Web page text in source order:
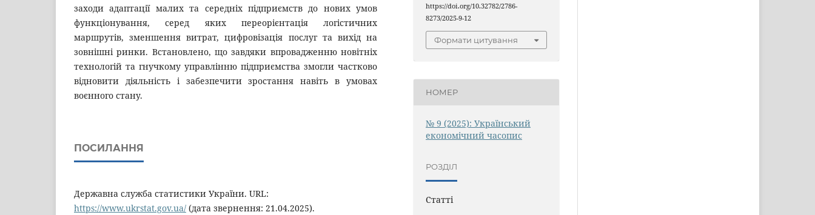
заходи адаптації малих та середніх підприємств до нових умов
функціонування, серед яких переорієнтація логістичних
маршрутів, зменшення витрат, цифровізація послуг та вихід на
зовнішні ринки. Встановлено, що завдяки впровадженню новітніх
технологій та гнучкому управлінню підприємства змогли частково
відновити діяльність і забезпечити зростання навіть в умовах
воєнного стану.
ПОСИЛАННЯ
Державна служба статистики України. URL:
https://www.ukrstat.gov.ua/ (дата звернення: 21.04.2025).
https://doi.org/10.32782/2786-
8273/2025-9-12
Формати цитування
НОМЕР
№ 9 (2025): Український
економічний часопис
РОЗДІЛ
Статті